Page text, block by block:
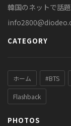
韓国のネットで話
CATEGORY
ホーム #BTS
Flashback
PHOTOS